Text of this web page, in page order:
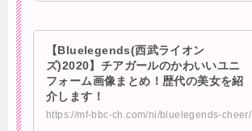
【Bluelegends(西武ライオン
ズ)2020】チアガールのかわいいユニ
フォーム画像まとめ！歴代の美女を紹
介します！
https://mf-bbc-ch.com/ni/bluelegends-cheer/